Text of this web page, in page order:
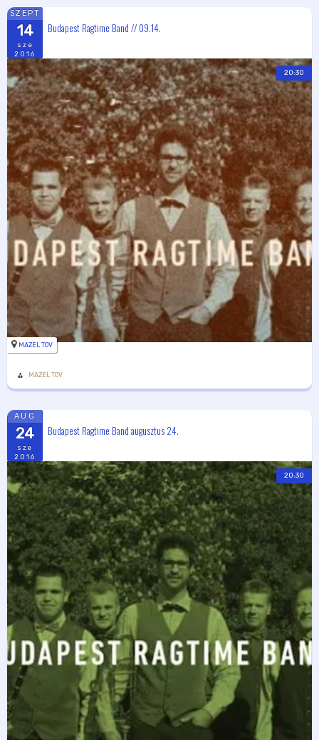
SZEPT
14
sze
2016
Budapest Ragtime Band // 09.14.
20:30
MAZEL TOV
MAZEL TOV
AUG
24
sze
2016
Budapest Ragtime Band augusztus 24.
20:30